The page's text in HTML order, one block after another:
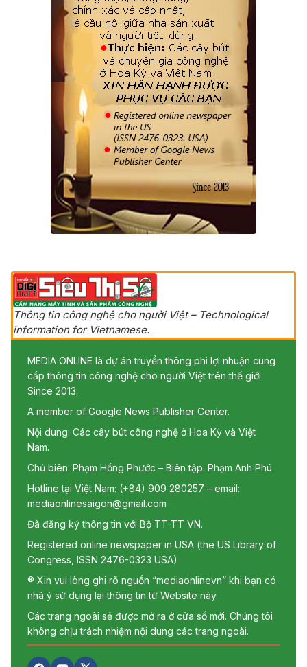
Thông tin công nghệ cho người Việt – Technological
information for Vietnamese.
MEDIA ONLINE là dự án truyền thông phi lợi nhuận cung
cấp thông tin công nghệ cho người Việt trên thế giới.
Since 2013.
A member of Google News Publisher Center.
Nội dung: Các cây bút công nghệ ở Hoa Kỳ và Việt
Nam.
Chủ biên: Phạm Hồng Phước – Biên tập: Phạm Anh Phú
Hotline tại Việt Nam: (+84) 909 280257 – email:
mediaonlinesaigon@gmail.com
Đã đăng ký thông tin với Bộ TT-TT VN.
Registered online newspaper in USA (the US Library of
Congress, ISSN 2476-0323 USA)
® Xin vui lòng ghi rõ nguồn “mediaonlinevn” khi bạn có
nhã ý sử dụng lại thông tin từ Website này.
Các trang ngoài sẽ được mở ra ở cửa sổ mới. Chúng tôi
không chịu trách nhiệm nội dung các trang ngoài.